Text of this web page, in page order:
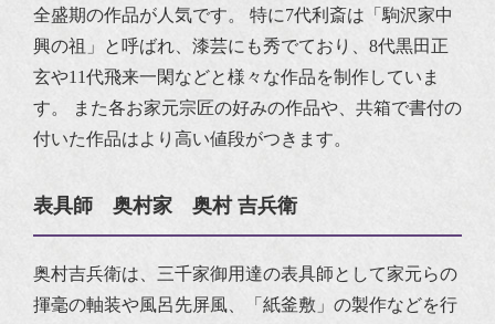
全盛期の作品が人気です。
特に7代利斎は「駒沢家中
興の祖」と呼ばれ、漆芸にも秀でており、8代黒田正
玄や11代飛来一閑などと様々な作品を制作していま
す。
また各お家元宗匠の好みの作品や、共箱で書付の
付いた作品はより高い値段がつきます。
表具師 奥村家 奥村 吉兵衛
奥村吉兵衛は、三千家御用達の表具師として家元らの
揮毫の軸装や風呂先屏風、「紙釜敷」の製作などを行